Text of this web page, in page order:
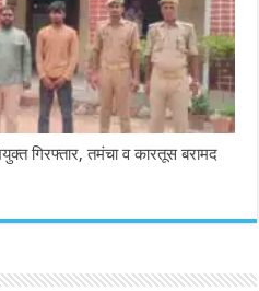
गिरफ्तार, तमंचा व कारतूस बरामद